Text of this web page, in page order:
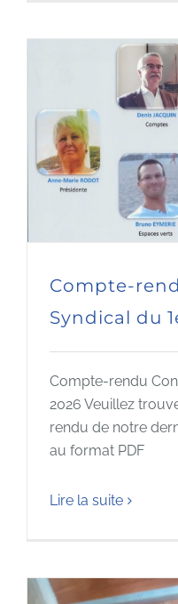
Compte-
Syndical du
Compte-rendu
2026 Veuillez
rendu de notre
au format PDF
Lire la suite